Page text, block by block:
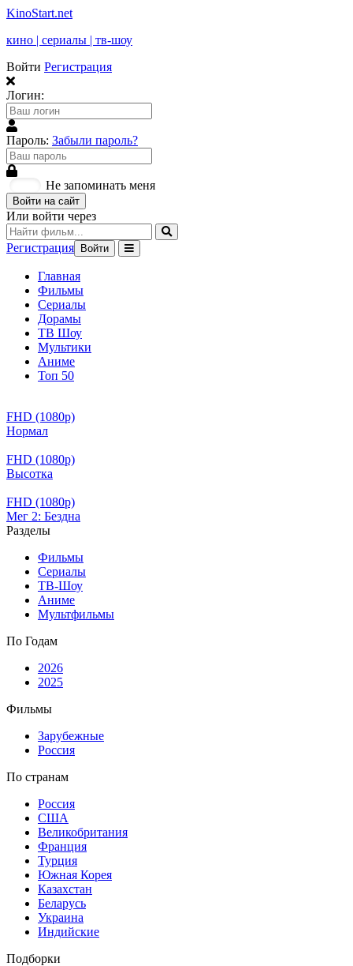
KinoStart.net
кино | сериалы | тв-шоу
Войти Регистрация
Логин:
Пароль: Забыли пароль?
Не запоминать меня
Войти на сайт
Или войти через
Регистрация Войти
Главная
Фильмы
Сериалы
Дорамы
ТВ Шоу
Мультики
Аниме
Топ 50
FHD (1080p)
Нормал
FHD (1080p)
Высотка
FHD (1080p)
Мег 2: Бездна
Разделы
Фильмы
Сериалы
ТВ-Шоу
Аниме
Мультфильмы
По Годам
2026
2025
Фильмы
Зарубежные
Россия
По странам
Россия
США
Великобритания
Франция
Турция
Южная Корея
Казахстан
Беларусь
Украина
Индийские
Подборки